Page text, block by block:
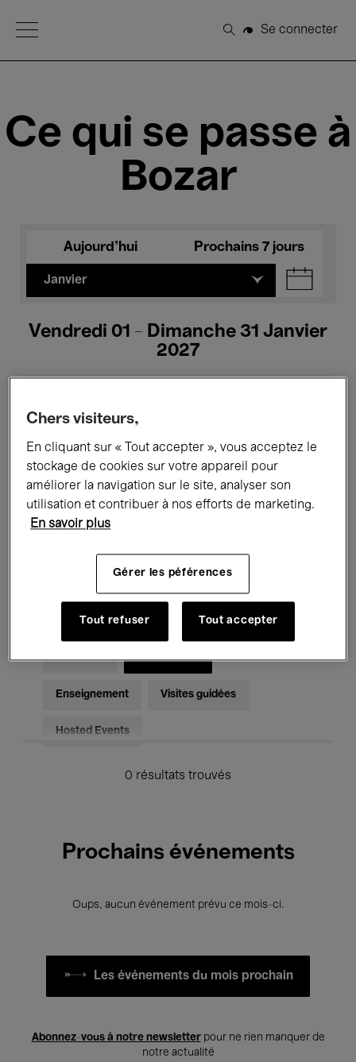
Open Menu
Rechercher
Se connecter
Ce qui se passe à
Bozar
Aujourd'hui Prochains 7 jours
Janvier
Vendredi 01 - Dimanche 31 Janvier
2027
Tous les événements Concerts
Expositions Films Performances
Rencontres & Débats
Musique classique Global Music
Musique électronique
Pour tous Kids’ Palace
Enseignement Visites guidées
Hosted Events
0 résultats trouvés
Prochains événements
Oups, aucun événement prévu ce mois-ci.
Les événements du mois prochain
Abonnez-vous à notre newsletterpour ne rien manquer de
notre actualité
Chers visiteurs,
En cliquant sur « Tout accepter », vous acceptez le
stockage de cookies sur votre appareil pour
améliorer la navigation sur le site, analyser son
utilisation et contribuer à nos efforts de marketing.
En savoir plus
Gérer les péférences
Tout refuser Tout accepter